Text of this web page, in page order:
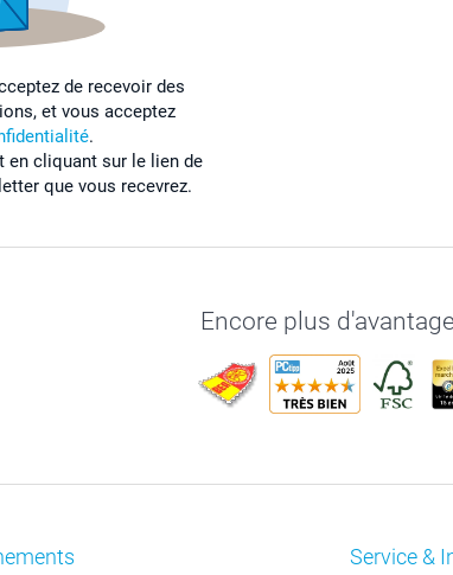
de recevoir des
et vous acceptez
.
en cliquant sur le lien de
que vous recevrez.
Encore plus
Service &